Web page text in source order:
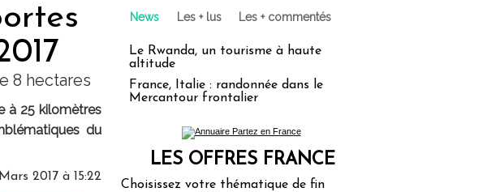
8 hectares
à 25 kilomètres
du
2017 à 15:22
News Les + lus Les + commentés
Le Rwanda, un tourisme à haute
altitude
France, Italie : randonnée dans le
Mercantour frontalier
LES OFFRES FRANCE
Choisissez votre thématique de fin